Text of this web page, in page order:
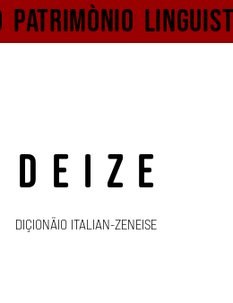
patrimònio
DEIZE
DIÇIONÄIO ITALIAN-ZENEISE